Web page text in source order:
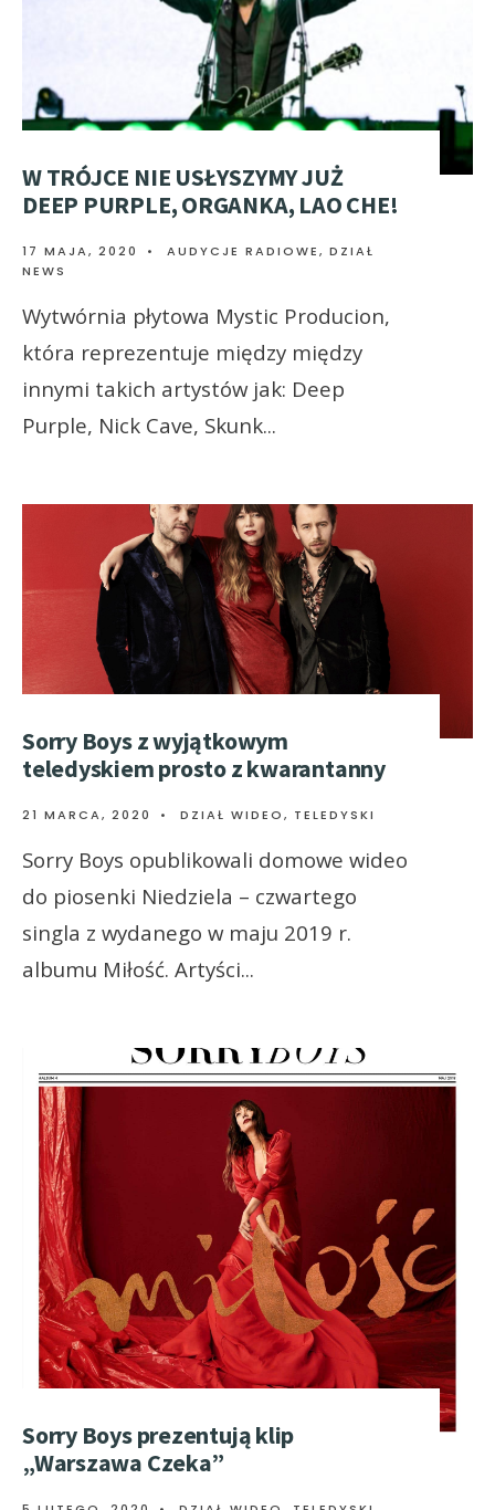
W TRÓJCE NIE USŁYSZYMY JUŻ
DEEP PURPLE, ORGANKA, LAO CHE!
17 MAJA, 2020 • AUDYCJE RADIOWE, DZIAŁ
NEWS
Wytwórnia płytowa Mystic Producion,
która reprezentuje między między
innymi takich artystów jak: Deep
Purple, Nick Cave, Skunk...
Sorry Boys z wyjątkowym
teledyskiem prosto z kwarantanny
21 MARCA, 2020 • DZIAŁ WIDEO, TELEDYSKI
Sorry Boys opublikowali domowe wideo
do piosenki Niedziela – czwartego
singla z wydanego w maju 2019 r.
albumu Miłość. Artyści...
Sorry Boys prezentują klip
„Warszawa Czeka”